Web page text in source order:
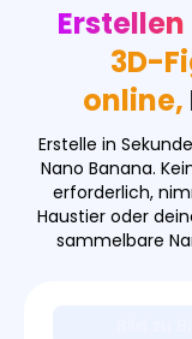
Bildwerkzeuge
Bildmodelle
Erstellen
3D-
online,
Erstelle in
Nano Banana.
erforderlich,
Haustier oder
sammelbare